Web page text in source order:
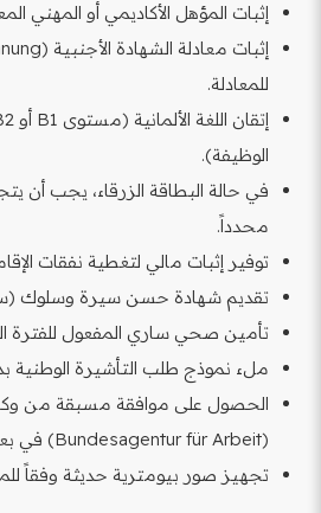
إثبات المؤهل الأكاديمي أو المهني
للمعادلة.
الوظيفة).
في حالة البطاقة الزرقاء، يجب أن
محدداً.
توفير إثبات مالي لتغطية نفقات
تقديم شهادة حسن سيرة وسلوك
تأمين صحي ساري المفعول للفترة
ملء نموذج طلب التأشيرة الوطنية
الحصول على موافقة مسبقة من
(Bundesagentur für Arbeit) في بعض الحالات.
تجهيز صور بيومترية حديثة وفقاً